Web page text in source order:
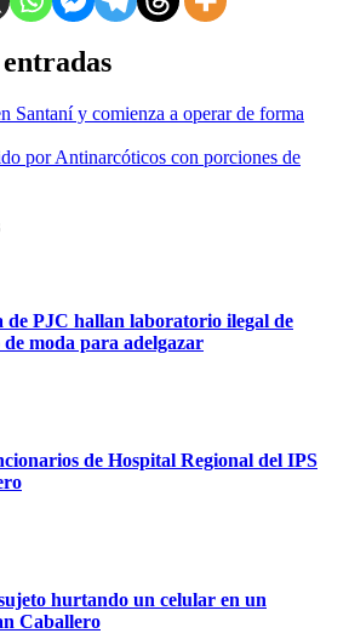
Santaní y comienza a operar de forma
por Antinarcóticos con porciones de
de PJC hallan laboratorio ilegal de
moda para adelgazar
de Hospital Regional del IPS
hurtando un celular en un
Caballero